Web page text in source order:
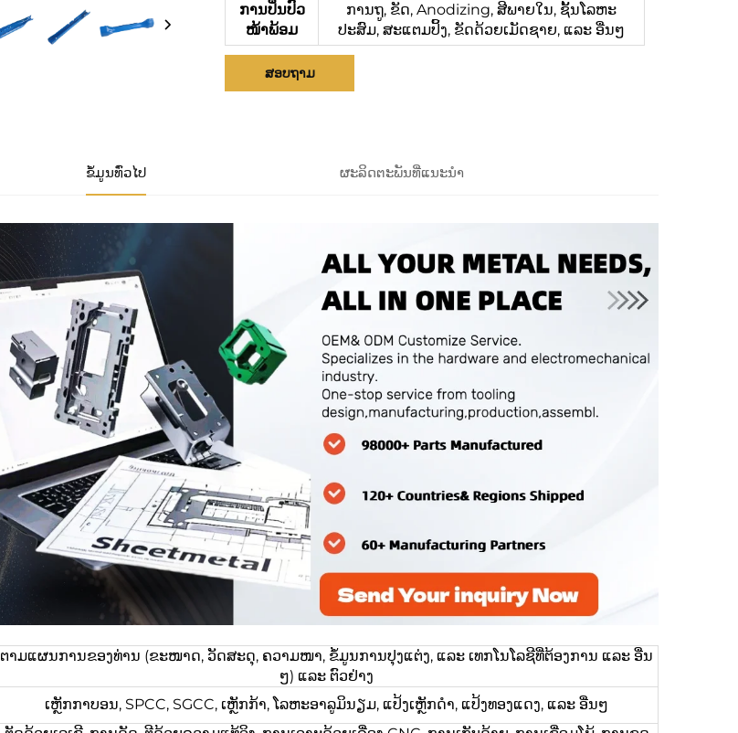
ການປິ່ນປົວ
ໜ້າພ້ອມ
ການຖູ, ຂັດ, Anodizing, ສີພາຍໃນ, ຊັ້ນໂລຫະ
ປະສົມ, ສະແຕມປິ້ງ, ຂັດດ້ວຍເມັດຊາຍ, ແລະ ອື່ນໆ
ສອບຖາມ
ຂໍ້ມູນທົ່ວໄປ ຜະລິດຕະພັນທີ່ແນະນຳ
ຕາມແຜນການຂອງທ່ານ (ຂະໜາດ, ວັດສະດຸ, ຄວາມໜາ, ຂໍ້ມູນການປຸງແຕ່ງ, ແລະ ເທກໂນໂລຊີທີ່ຕ້ອງການ ແລະ ອື່ນ
ໆ) ແລະ ຕົວຢ່າງ
ເຫຼັກກາບອນ, SPCC, SGCC, ເຫຼັກກ້າ, ໂລຫະອາລູມິນຽມ, ແປ້ງເຫຼັກດຳ, ແປ້ງທອງແດງ, ແລະ ອື່ນໆ